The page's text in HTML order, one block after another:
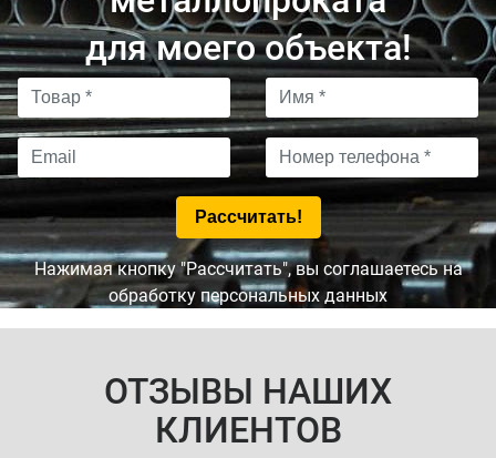
для моего объекта!
Нажимая кнопку "Рассчитать", вы соглашаетесь на
обработку персональных данных
ОТЗЫВЫ НАШИХ
КЛИЕНТОВ